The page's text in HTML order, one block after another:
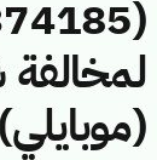
لمخالفة